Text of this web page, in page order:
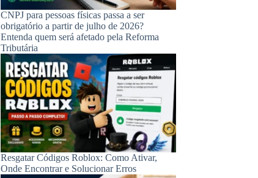
CNPJ para pessoas físicas passa a ser
obrigatório a partir de julho de 2026?
Entenda quem será afetado pela Reforma
Tributária
Resgatar Códigos Roblox: Como Ativar,
Onde Encontrar e Solucionar Erros